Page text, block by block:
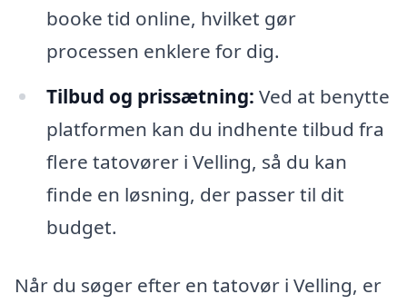
booke tid online, hvilket gør
processen enklere for dig.
Tilbud og prissætning: Ved at benytte
platformen kan du indhente tilbud fra
flere tatovører i Velling, så du kan
finde en løsning, der passer til dit
budget.
Når du søger efter en tatovør i Velling, er